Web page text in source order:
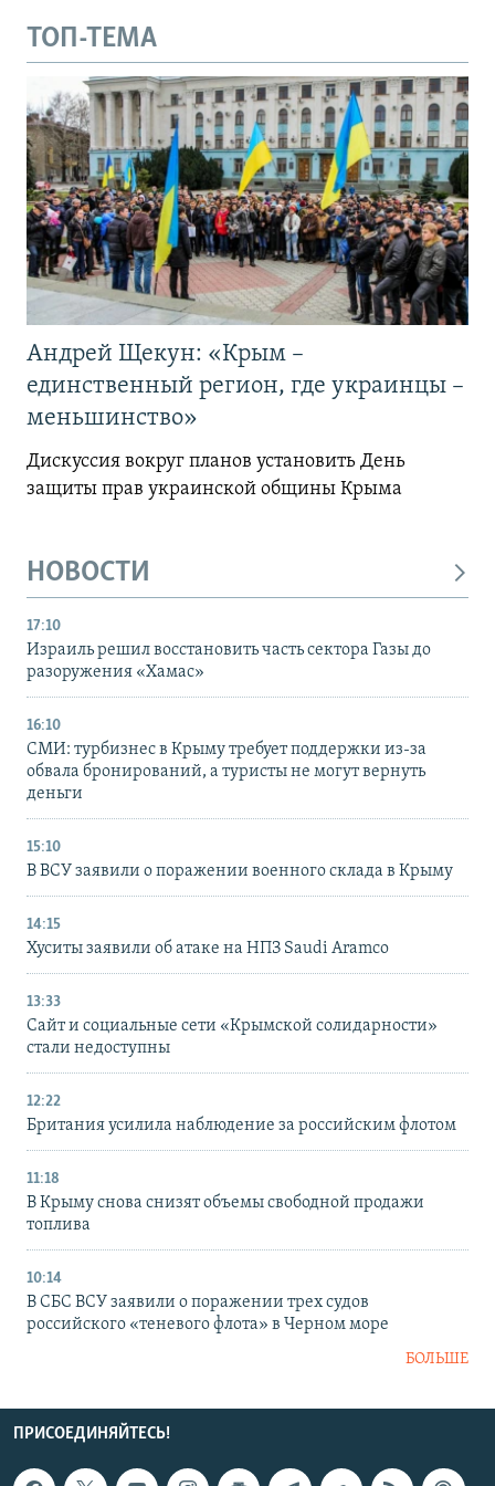
ТОП-ТЕМА
Андрей Щекун: «Крым –
единственный регион, где украинцы –
меньшинство»
Дискуссия вокруг планов установить День
защиты прав украинской общины Крыма
НОВОСТИ
17:10
Израиль решил восстановить часть сектора Газы до
разоружения «Хамас»
16:10
СМИ: турбизнес в Крыму требует поддержки из-за
обвала бронирований, а туристы не могут вернуть
деньги
15:10
В ВСУ заявили о поражении военного склада в Крыму
14:15
Хуситы заявили об атаке на НПЗ Saudi Aramco
13:33
Сайт и социальные сети «Крымской солидарности»
стали недоступны
12:22
Британия усилила наблюдение за российским флотом
11:18
В Крыму снова снизят объемы свободной продажи
топлива
10:14
В СБС ВСУ заявили о поражении трех судов
российского «теневого флота» в Черном море
БОЛЬШЕ
ПРИСОЕДИНЯЙТЕСЬ!